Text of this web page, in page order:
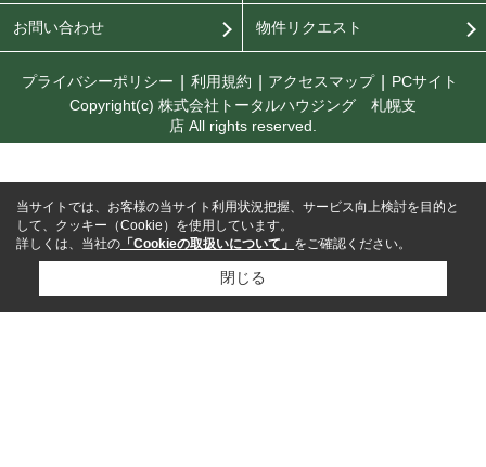
お問い合わせ 物件リクエスト
プライバシーポリシー 利用規約 アクセスマップ
PCサイト
Copyright(c) 株式会社トータルハウジング 札幌支
店 All rights reserved.
当サイトでは、お客様の当サイト利用状況把握、サービス向上検討を目的と
して、クッキー（Cookie）を使用しています。
詳しくは、当社の 「Cookieの取扱いについて」 をご確認ください。
閉じる